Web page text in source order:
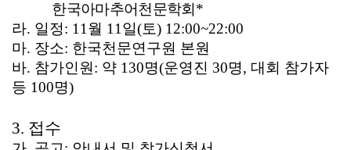
한국아마추어천문학회 *
라. 일정: 11월 11일(토) 12:00~22:00
마. 장소: 한국천문연구원 본원
바. 참가인원: 약 130명(운영진 30명, 대회 참가자
등 100명)
3. 접수